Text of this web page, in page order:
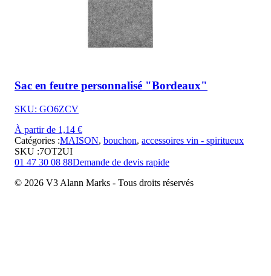
Sac en feutre personnalisé "Bordeaux"
SKU: GO6ZCV
À partir de 1,14 €
Catégories :MAISON, bouchon, accessoires vin - spiritueux
SKU :7OT2UI
01 47 30 08 88Demande de devis rapide
© 2026 V3 Alann Marks - Tous droits réservés